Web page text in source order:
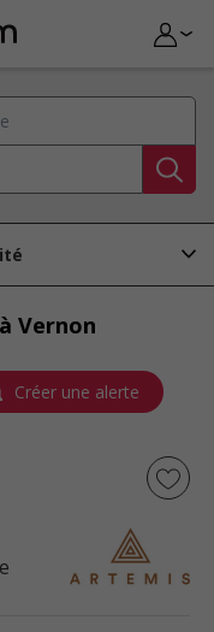
Vernon
Créer une alerte